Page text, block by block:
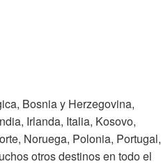
Bosnia y Herzegovina,
Irlanda, Italia, Kosovo,
Noruega, Polonia, Portugal,
otros destinos en todo el